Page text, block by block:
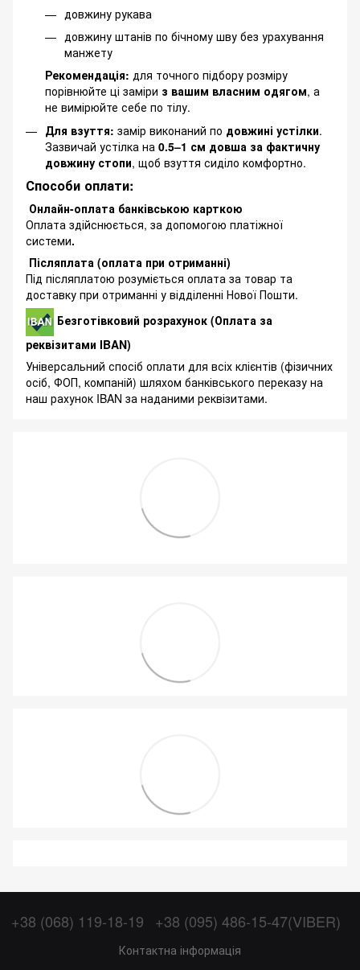
довжину рукава
довжину штанів по бічному шву без урахування
манжету
Рекомендація: для точного підбору розміру
порівнюйте ці заміри з вашим власним одягом, а
не вимірюйте себе по тілу.
Для взуття: замір виконаний по довжині устілки.
Зазвичай устілка на 0.5–1 см довша за фактичну
довжину стопи, щоб взуття сиділо комфортно.
Способи оплати:
Онлайн-оплата банківською карткою
Оплата здійснюється, за допомогою платіжної
системи.
Післяплата (оплата при отриманні)
Під післяплатою розуміється оплата за товар та
доставку при отриманні у відділенні Нової Пошти.
Безготівковий розрахунок (Оплата за
реквізитами IBAN)
Універсальний спосіб оплати для всіх клієнтів (фізичних
осіб, ФОП, компаній) шляхом банківського переказу на
наш рахунок IBAN за наданими реквізитами.
+38 (068) 119-18-19 +38 (095) 486-15-47(VIBER)
Контактна інформація